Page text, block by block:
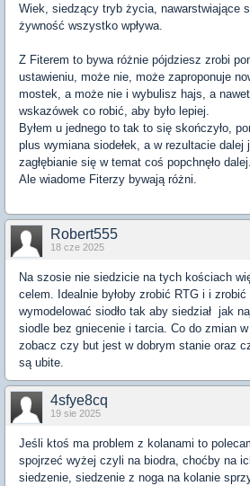
Wiek, siedzący tryb życia, nawarstwiające
żywność wszystko wpływa.
Z Fiterem to bywa różnie pójdziesz zrobi
ustawieniu, może nie, może zaproponuje
mostek, a może nie i wybulisz hajs, a
wskazówek co robić, aby było lepiej.
Byłem u jednego to tak to się skończyło,
plus wymiana siodełek, a w rezultacie dalej
zagłębianie się w temat coś popchnęło dalej.
Ale wiadome Fiterzy bywają różni.
Robert555
18 cze 2025
Na szosie nie siedzicie na tych kościach
celem. Idealnie byłoby zrobić RTG i i zrobić
wymodelować siodło tak aby siedział jak
siodle bez gniecenie i tarcia. Co do zmian
zobacz czy but jest w dobrym stanie oraz
są ubite.
4sfye8cq
19 sie 2025
Jeśli ktoś ma problem z kolanami to
spojrzeć wyżej czyli na biodra, choćby na
siedzenie, siedzenie z noga na kolanie